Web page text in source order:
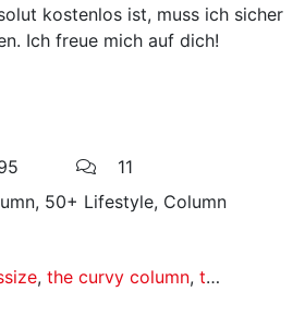
kostenlos ist, muss ich sicher
Ich freue mich auf dich!
11
50+ Lifestyle, Column
, the curvy column, the curvy magazine